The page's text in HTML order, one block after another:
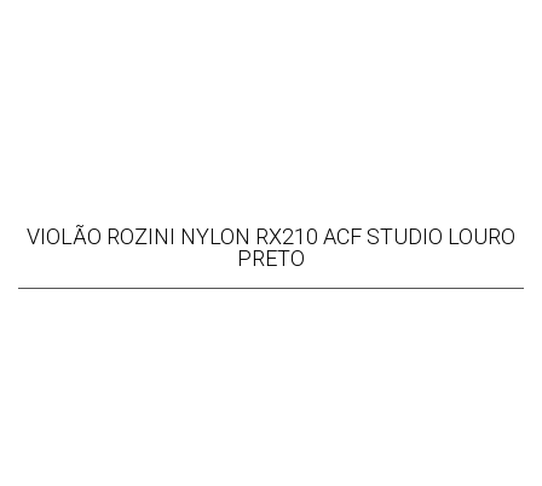
VIOLÃO ROZINI NYLON RX210 ACF STUDIO LOURO
PRETO